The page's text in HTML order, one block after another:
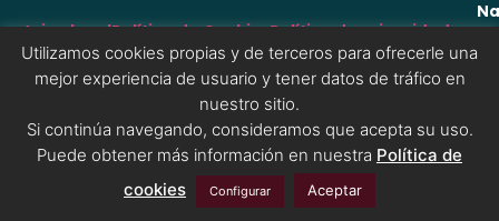
Aviso legalPolítica de CookiesPolítica de privacidad
Utilizamos cookies propias y de terceros para ofrecerle una
mejor experiencia de usuario y tener datos de tráfico en
nuestro sitio.
Si continúa navegando, consideramos que acepta su uso.
Puede obtener más información en nuestra Política de
cookies
Configurar Aceptar